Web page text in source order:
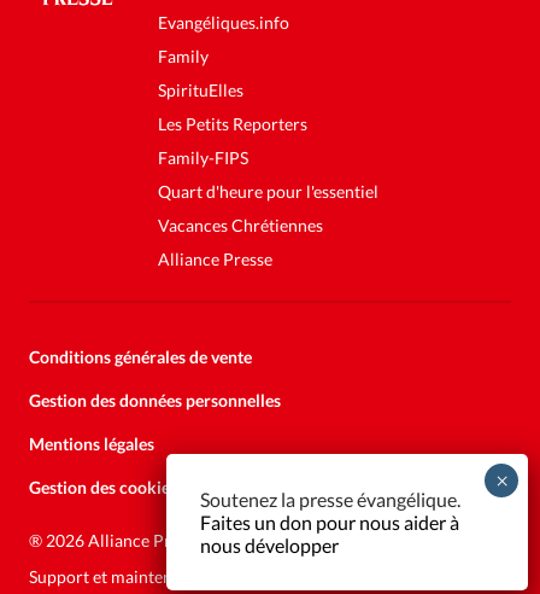
Evangéliques.info
Family
SpirituElles
Les Petits Reporters
Family-FIPS
Quart d'heure pour l'essentiel
Vacances Chrétiennes
Alliance Presse
Conditions générales de vente
Gestion des données personnelles
Mentions légales
Gestion des cookies
® 2026 Alliance Presse
Support et maintenance:
Soutenez la presse évangélique.
Faites un don pour nous aider à
nous développer